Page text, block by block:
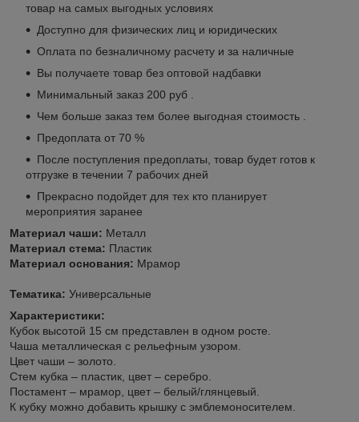
товар на самых выгодных условиях
Доступно для физических лиц и юридических
Оплата по безналичному расчету и за наличные
Вы получаете товар без оптовой надбавки
Минимальный заказ 200 руб .
Чем больше заказ тем более выгодная стоимость .
Предоплата от 70 %
После поступления предоплаты, товар будет готов к
отгрузке в течении 7 рабочих дней
Прекрасно подойдет для тех кто планирует
мероприятия заранее
Материал чаши: Металл
Материал стема: Пластик
Материал основания: Мрамор
Тематика: Универсальные
Характеристики:
Кубок высотой 15 см представлен в одном росте.
Чаша металлическая с рельефным узором.
Цвет чаши – золото.
Стем кубка – пластик, цвет – серебро.
Постамент – мрамор, цвет – белый/глянцевый.
К кубку можно добавить крышку с эмблемоносителем.